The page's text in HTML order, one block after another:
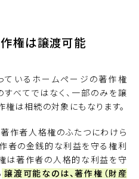
権は譲渡可能
ているホームページの著作権
すべてではなく、一部のみを譲
権は相続の対象にもなります。
著作者人格権のふたつにわけら
作者の金銭的な利益を守る権利
は著作者の人格的な利益を守
譲渡可能なのは、著作権（財産